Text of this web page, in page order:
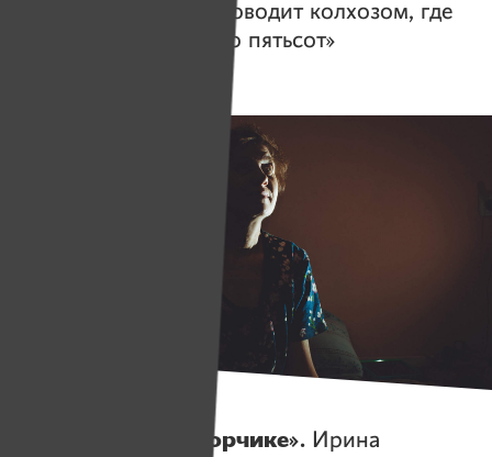
Женщина 46 лет руководит колхозом, где
у людей зарплата «по пятьсот»
«Я жила в коридорчике». Ирина